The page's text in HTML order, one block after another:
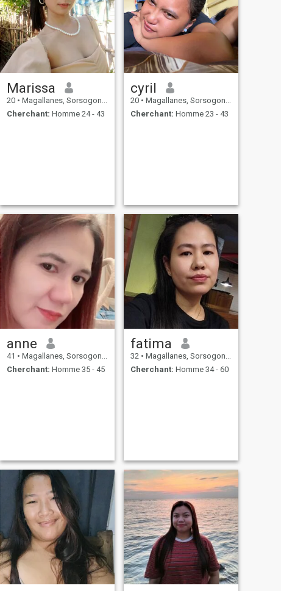
Marissa
20 • Magallanes, Sorsogon, Philippines
Cherchant: Homme 24 - 43
cyril
20 • Magallanes, Sorsogon, Philippines
Cherchant: Homme 23 - 43
anne
41 • Magallanes, Sorsogon, Philippines
Cherchant: Homme 35 - 45
fatima
32 • Magallanes, Sorsogon, Philippines
Cherchant: Homme 34 - 60